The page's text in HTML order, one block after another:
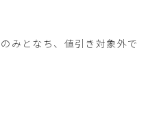
みとなち、値引き対象外で